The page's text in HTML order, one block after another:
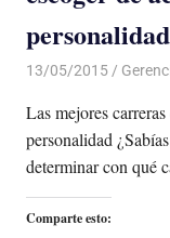
personalidad
13/05/2015 Luis
Las mejores
personalidad
determinar con qué
Comparte esto: